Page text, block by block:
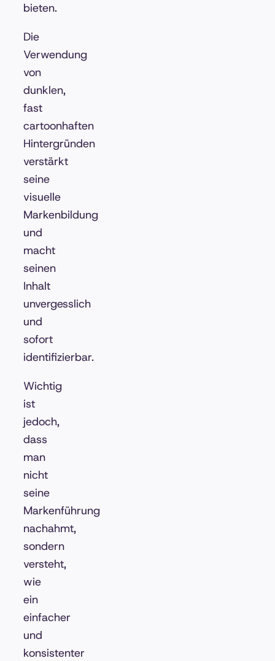
bieten.
Die
Verwendung
von
dunklen,
fast
cartoonhaften
Hintergründen
verstärkt
seine
visuelle
Markenbildung
und
macht
seinen
Inhalt
unvergesslich
und
sofort
identifizierbar.
Wichtig
ist
jedoch,
dass
man
nicht
seine
Markenführung
nachahmt,
sondern
versteht,
wie
ein
einfacher
und
konsistenter